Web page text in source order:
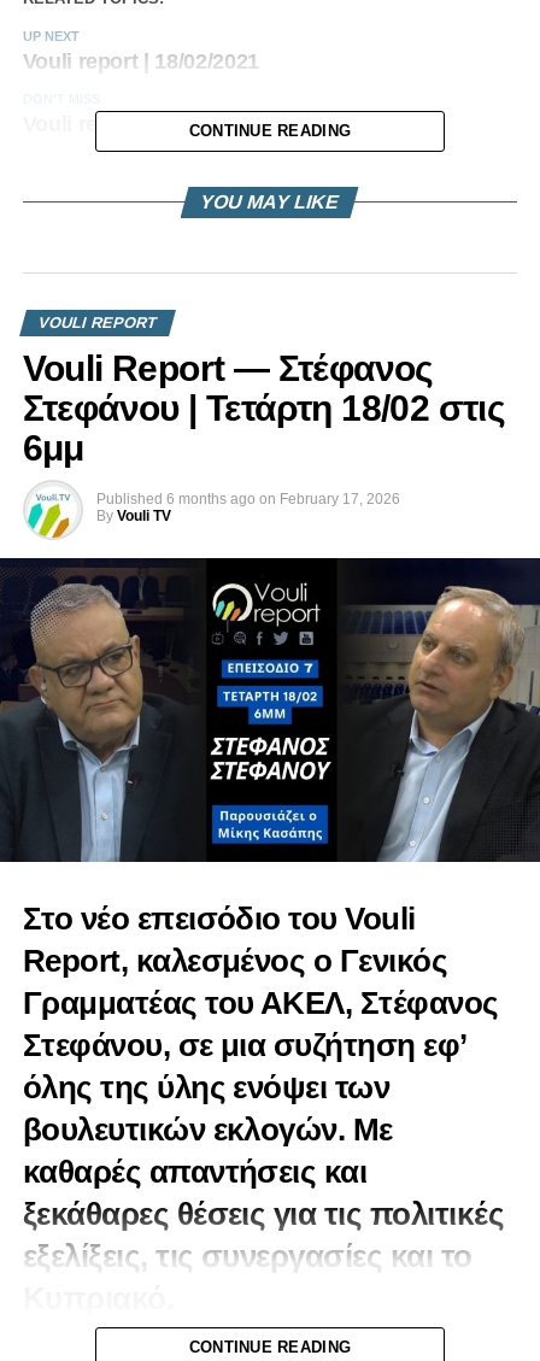
UP NEXT
Vouli report | 18/02/2021
Vouli report | 15/02/2021CONTINUE READING
YOU MAY LIKE
VOULI REPORT
Vouli Report — Στέφανος
Στεφάνου | Τετάρτη 18/02 στις
6μμ
Published 6 months ago on February 17, 2026
By Vouli TV
Στο νέο επεισόδιο του Vouli
Report, καλεσμένος ο Γενικός
Γραμματέας του ΑΚΕΛ, Στέφανος
Στεφάνου, σε μια συζήτηση εφ’
όλης της ύλης ενόψει των
βουλευτικών εκλογών. Με
καθαρές απαντήσεις και
ξεκάθαρες θέσεις για τις πολιτικές
εξελίξεις, τις συνεργασίες και το
CONTINUE READING